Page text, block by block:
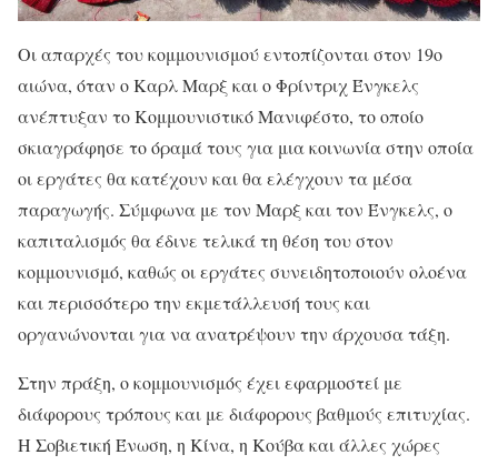
Οι απαρχές του κομμουνισμού εντοπίζονται στον 19ο
αιώνα, όταν ο Καρλ Μαρξ και ο Φρίντριχ Ένγκελς
ανέπτυξαν το Κομμουνιστικό Μανιφέστο, το οποίο
σκιαγράφησε το όραμά τους για μια κοινωνία στην οποία
οι εργάτες θα κατέχουν και θα ελέγχουν τα μέσα
παραγωγής. Σύμφωνα με τον Μαρξ και τον Ένγκελς, ο
καπιταλισμός θα έδινε τελικά τη θέση του στον
κομμουνισμό, καθώς οι εργάτες συνειδητοποιούν ολοένα
και περισσότερο την εκμετάλλευσή τους και
οργανώνονται για να ανατρέψουν την άρχουσα τάξη.
Στην πράξη, ο κομμουνισμός έχει εφαρμοστεί με
διάφορους τρόπους και με διάφορους βαθμούς επιτυχίας.
Η Σοβιετική Ένωση, η Κίνα, η Κούβα και άλλες χώρες